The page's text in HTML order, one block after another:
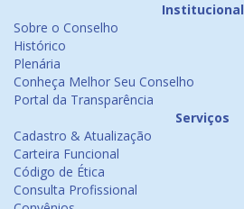
Institucional
Sobre o Conselho
Histórico
Plenária
Conheça Melhor Seu Conselho
Portal da Transparência
Serviços
Cadastro & Atualização
Carteira Funcional
Código de Ética
Consulta Profissional